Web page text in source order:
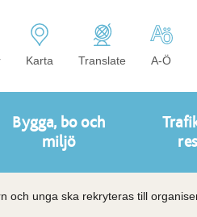
Karta Translate A-Ö
Bygga, bo och
miljö
och unga ska rekryteras till